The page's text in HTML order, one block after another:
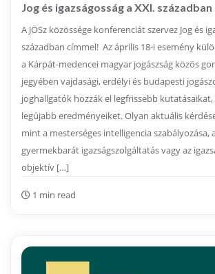
Jog és igazságosság a XXI.
A JÖSz közössége konferenciát szervez Jog és
században címmel! Az április 18-i esemény
a Kárpát-medencei magyar jogászság közös
jegyében vajdasági, erdélyi és budapesti
joghallgatók hozzák el legfrissebb
legújabb eredményeiket. Olyan aktuális
mint a mesterséges intelligencia szabályozása,
gyermekbarát igazságszolgáltatás vagy az
objektív […]
1 min read